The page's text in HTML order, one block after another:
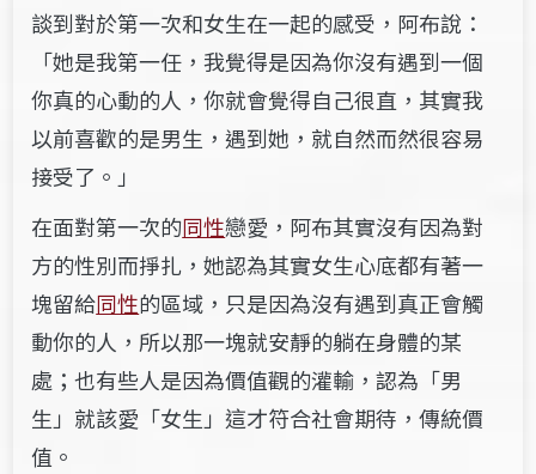
談到對於第一次和女生在一起的感受，阿布說：
「她是我第一任，我覺得是因為你沒有遇到一個
你真的心動的人，你就會覺得自己很直，其實我
以前喜歡的是男生，遇到她，就自然而然很容易
接受了。」
在面對第一次的同性戀愛，阿布其實沒有因為對
方的性別而掙扎，她認為其實女生心底都有著一
塊留給同性的區域，只是因為沒有遇到真正會觸
動你的人，所以那一塊就安靜的躺在身體的某
處；也有些人是因為價值觀的灌輸，認為「男
生」就該愛「女生」這才符合社會期待，傳統價
值。